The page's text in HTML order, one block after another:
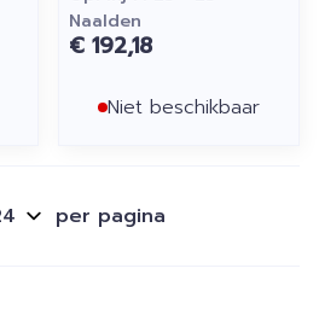
Naalden
€ 192,18
Niet beschikbaar
per pagina